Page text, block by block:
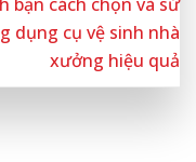
dụng cụ vệ sinh nhà
xưởng hiệu quả